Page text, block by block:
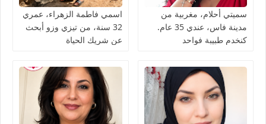
سميتي أحلام، مغربية من
مدينة فاس، عندي 35 عام.
كنخدم طبيبة فواحد
الحياة ناضج، جاد، وعارف
قيمة المرأة
اسمي فاطمة الزهراء، عمري
32 سنة، من تيزي وزو أبحث
عن شريك الحياة